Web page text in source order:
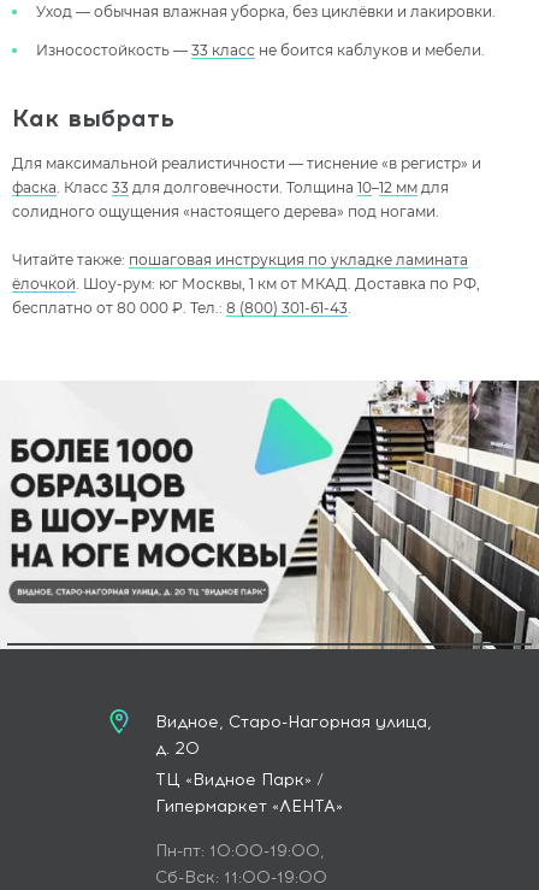
Уход — обычная влажная уборка, без циклёвки и лакировки.
Износостойкость — 33 класс не боится каблуков и мебели.
Как выбрать
Для максимальной реалистичности — тиснение «в регистр» и
фаска . Класс 33 для долговечности. Толщина 10–12 мм для
солидного ощущения «настоящего дерева» под ногами.
Читайте также: пошаговая инструкция по укладке ламината
ёлочкой . Шоу-рум: юг Москвы, 1 км от МКАД. Доставка по РФ,
бесплатно от 80 000 ₽. Тел.: 8 (800) 301-61-43
Видное, Старо-Нагорная улица,
д. 20
ТЦ «Видное Парк» /
Гипермаркет «ЛЕНТА»
Пн-пт: 10:00-19:00,
Сб-Вск: 11:00-19:00